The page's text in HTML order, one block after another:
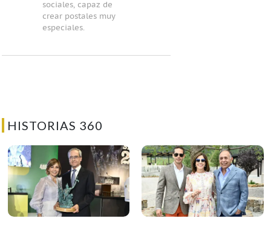
sociales, capaz de
crear postales muy
especiales.
HISTORIAS 360